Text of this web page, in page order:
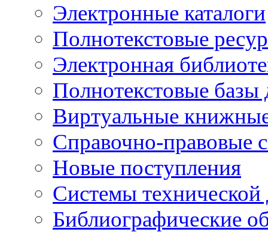
Электронные каталоги
Полнотекстовые
Электронная
Полнотекстовые
Виртуальные
Справочно-правовые
Новые поступления
Cистемы
Библиографические